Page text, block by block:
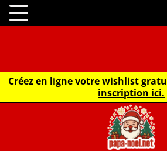
Créez en ligne votre wishlist
inscription ici.